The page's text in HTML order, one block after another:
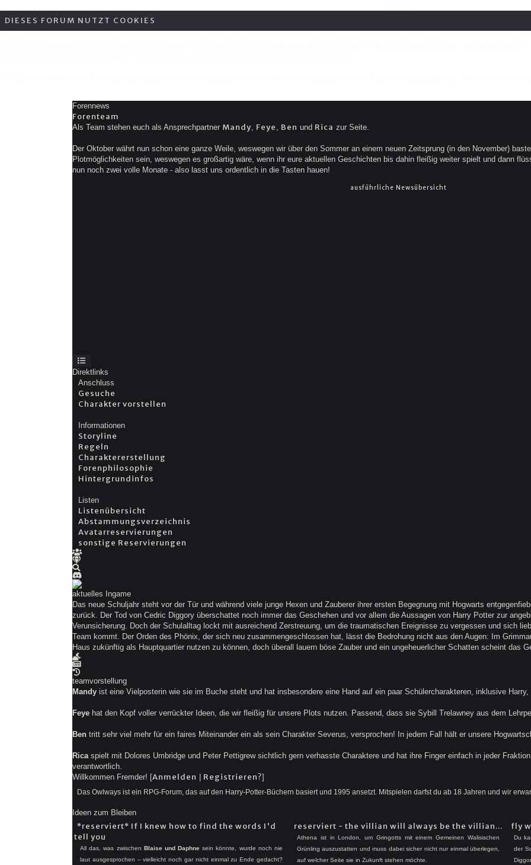
DIESES FORUM NUTZT COOKIES
Forennews
Forenteam
Als Team stehen euch als Ansprechpartner Mandy, Feye , Ben und Rica zur Seite.
Der Oktober währt nun schon eine ganze Weile, weswegen wir über den Sommer an einem neuen Zeitsprung (in den November)
Plotmöglichkeiten sein, weswegen es großartig wäre, wenn ihr eure aktuellen Geschichten bis dahin fleißig weiter spielt und dann
nun noch zwei volle Monate - also lasst uns ordentlich in die Tasten hauen!
ausführliche Newsübersicht
Direktlinks
Anschluss
Gesuche
Charakter vorstellen
Informationen
Storyline
Regeln
Charaktererstellung
Forenphilosophie
Hintergrundinfos
Listen
Listenübersicht
Abstammungsverzeichnis
Avatarreservierungen
sonstige Reservierungen
aktuelles Ingame
Das neue Schuljahr steht vor der Tür und während viele junge Hexen und Zauberer ihrer ersten Begegnung mit Hogwarts
zurück. Der Tod von Cedric Diggory überschattet noch immer das Geschehen und vor allem die Aussagen von Harry Potter zur
Verunsicherung. Doch der Schulalltag lockt mit ausreichend Zerstreuung, um die traumatischen Ereignisse zu vergessen und sich
Team kommt. Der Orden des Phönix, der sich neu zusammengeschlossen hat, lässt die Bedrohung nicht aus den Augen: Im
Haus zukünftig als Hauptquartier nutzen zu können, doch überall lauern böse Zauber und ein ungeheuerlicher Schatten scheint das
teamvorstellung
Mandy ist eine Vielposterin wie sie im Buche steht und hat insbesondere eine Hand auf ein paar Schülercharakteren, inklusive
Feye hat den Kopf voller verrückter Ideen, die wir fleißig für unsere Plots nutzen. Passend, dass sie Sybill Trelawney aus dem
Ben tritt sehr viel mehr für ein faires Miteinander ein als sein Charakter Severus, versprochen! In jedem Fall hält er unsere
Ricaspielt mit Dolores Umbridge und Peter Pettigrew sichtlich gern verhasste Charaktere und hat ihre Finger einfach in jeder
verantwortlich.
Willkommen Fremder! [Anmelden Registrieren?]
Das Owlways ist ein RPG-Forum, das auf den Harry-Potter-Büchern basiert und 1995 ansetzt. Mitspielen darfst du ab 18 Jahren und wir
Ideen zum Bleiben
*reserviert* If I knew how to find the words I'd
tell you
All das, was zwischen Blaise und Daphne sein könnte, wurde noch nie
laut ausgesprochen – vielleicht noch gar nicht einmal zu Ende gedacht?
reserviert - the villian will always be the villian...
Athena ist in London, um Gringotts mit einem Gemeinen Walisischen
Grünling auszustatten und muss dabei sicher nicht nur einmal überlegen,
auf welcher Seite sie in Zukunft stehen möchte.
fly
Du
der